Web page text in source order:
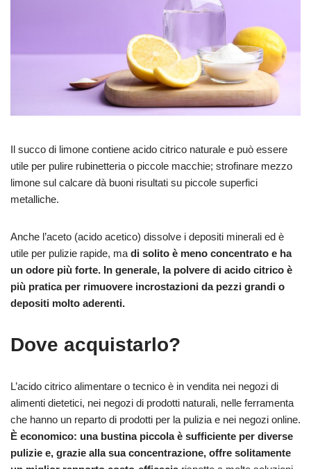
Il succo di limone contiene acido citrico naturale e può essere
utile per pulire rubinetteria o piccole macchie; strofinare mezzo
limone sul calcare dà buoni risultati su piccole superfici
metalliche.
Anche l’aceto (acido acetico) dissolve i depositi minerali ed è
utile per pulizie rapide, ma di solito è meno concentrato e ha
un odore più forte. In generale, la polvere di acido citrico è
più pratica per rimuovere incrostazioni da pezzi grandi o
depositi molto aderenti.
Dove acquistarlo?
L’acido citrico alimentare o tecnico è in vendita nei negozi di
alimenti dietetici, nei negozi di prodotti naturali, nelle ferramenta
che hanno un reparto di prodotti per la pulizia e nei negozi online.
È economico: una bustina piccola è sufficiente per diverse
pulizie e, grazie alla sua concentrazione, offre solitamente